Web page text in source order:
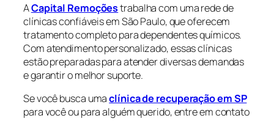
ACapital Remoçõestrabalha com uma rede de
clínicas confiáveis em São Paulo, que oferecem
tratamento completo para dependentes químicos.
Com atendimento personalizado, essas clínicas
estão preparadas para atender diversas demandas
e garantir o melhor suporte.
Se você busca umaclínica de recuperação em SP
para você ou para alguém querido, entre em contato